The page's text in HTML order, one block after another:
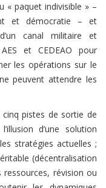
« paquet indivisible » –
et démocratie – et
canal militaire et
et CEDEAO pour
les opérations sur le
peuvent attendre les
pistes de sortie de
d’une solution
stratégies actuelles ;
(décentralisation
ressources, révision ou